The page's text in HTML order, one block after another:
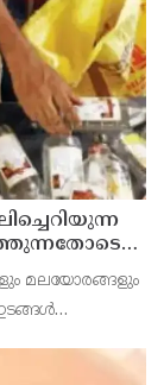
പദ്ധതി
തലതിരിഞ്ഞ
മലയോരങ്ങളും